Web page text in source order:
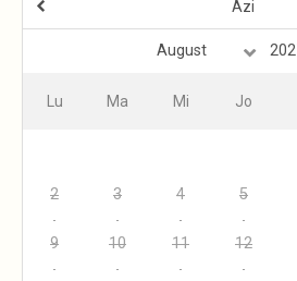
Azi
Lu Ma Mi Jo
2 3 4 5
9 10 11 12